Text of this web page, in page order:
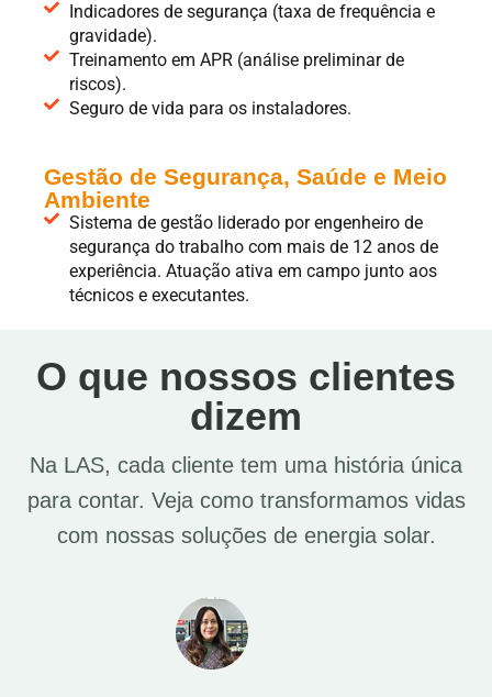
Indicadores de segurança (taxa de frequência e
gravidade).
Treinamento em APR (análise preliminar de
riscos).
Seguro de vida para os instaladores.
Gestão de Segurança, Saúde e Meio
Ambiente
Sistema de gestão liderado por engenheiro de
segurança do trabalho com mais de 12 anos de
experiência. Atuação ativa em campo junto aos
técnicos e executantes.
O que nossos clientes
dizem
Na LAS, cada cliente tem uma história única
para contar. Veja como transformamos vidas
com nossas soluções de energia solar.